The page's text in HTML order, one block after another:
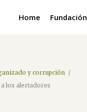
Home Fundación
y corrupción /
los alertadores